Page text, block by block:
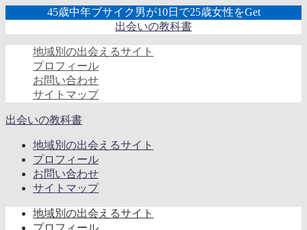
45歳中年ブサイク男が10日で25歳女性をGet
出会いの教科書
地域別の出会えるサイト
プロフィール
お問い合わせ
サイトマップ
出会いの教科書
地域別の出会えるサイト
プロフィール
お問い合わせ
サイトマップ
地域別の出会えるサイト
プロフィール